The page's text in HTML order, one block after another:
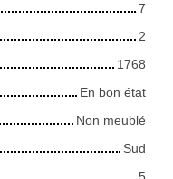
7
2
1768
En bon état
Non meublé
Sud